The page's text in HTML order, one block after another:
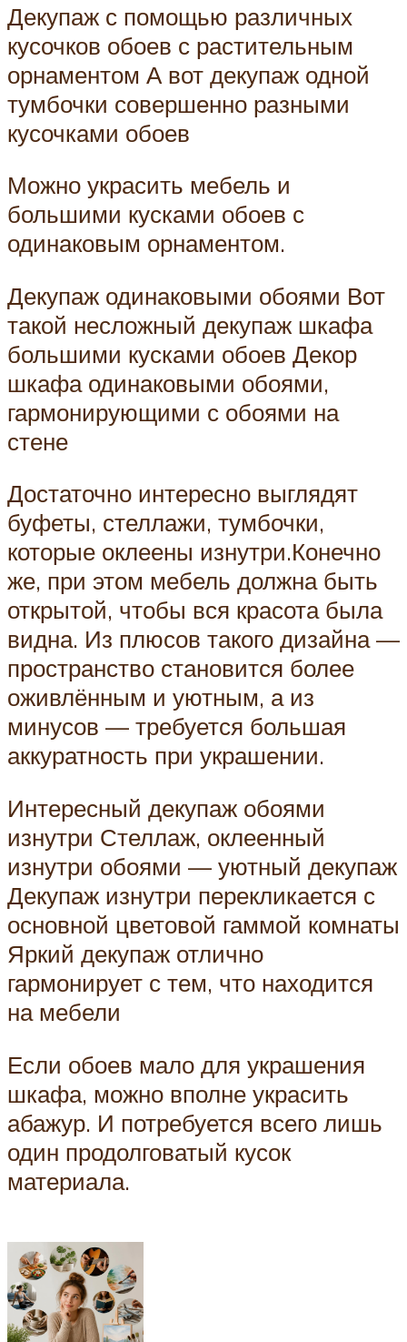
Декупаж с помощью различных
кусочков обоев с растительным
орнаментом А вот декупаж одной
тумбочки совершенно разными
кусочками обоев
Можно украсить мебель и
большими кусками обоев с
одинаковым орнаментом.
Декупаж одинаковыми обоями Вот
такой несложный декупаж шкафа
большими кусками обоев Декор
шкафа одинаковыми обоями,
гармонирующими с обоями на
стене
Достаточно интересно выглядят
буфеты, стеллажи, тумбочки,
которые оклеены изнутри.Конечно
же, при этом мебель должна быть
открытой, чтобы вся красота была
видна. Из плюсов такого дизайна —
пространство становится более
оживлённым и уютным, а из
минусов — требуется большая
аккуратность при украшении.
Интересный декупаж обоями
изнутри Стеллаж, оклеенный
изнутри обоями — уютный декупаж
Декупаж изнутри перекликается с
основной цветовой гаммой комнаты
Яркий декупаж отлично
гармонирует с тем, что находится
на мебели
Если обоев мало для украшения
шкафа, можно вполне украсить
абажур. И потребуется всего лишь
один продолговатый кусок
материала.